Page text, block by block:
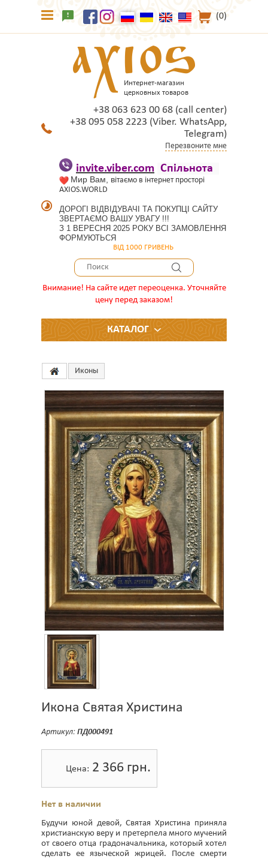
(0)
Интернет-магазин
церковных товаров
+38 063 623 00 68 (call center)
+38 095 058 2223 (Viber. WhatsApp,
Telegram)
Перезвоните мне
invite.viber.com Спільнота
Мир Вам, вітаємо в інтернет просторі
AXIOS.WORLD
ДОРОГІ ВІДВІДУВАЧІ ТА ПОКУПЦІ САЙТУ
ЗВЕРТАЄМО ВАШУ УВАГУ !!!
З 1 ВЕРЕСНЯ 2025 РОКУ ВСІ ЗАМОВЛЕННЯ
ФОРМУЮТЬСЯ
ВІД 1000 ГРИВЕНЬ
Внимание! На сайте идет переоценка. Уточняйте
цену перед заказом!
КАТАЛОГ
Иконы
Икона Святая Христина
Артикул: ПД000491
Цена: 2 366 грн.
Нет в наличии
Будучи юной девой, Святая Христина приняла
христианскую веру и претерпела много мучений
от своего отца градоначальника, который хотел
сделать ее языческой жрицей. После смерти